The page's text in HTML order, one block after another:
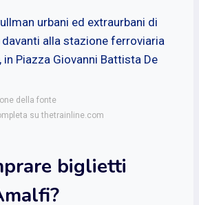
urbani ed extraurbani di
alla stazione ferroviaria
in Piazza Giovanni Battista De
della fonte
su thetrainline.com
biglietti